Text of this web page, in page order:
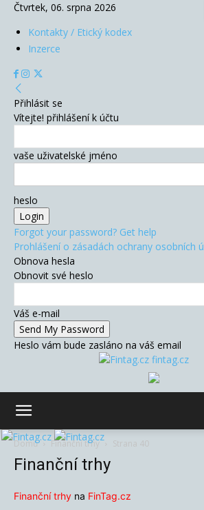
Čtvrtek, 06. srpna 2026
Kontakty / Etický kodex
Inzerce
Přihlásit se
Vítejte! přihlášení k účtu
vaše uživatelské jméno
heslo
Forgot your password? Get help
Prohlášení o zásadách ochrany osobních
Obnova hesla
Obnovit své heslo
Váš e-mail
Heslo vám bude zasláno na váš email
fintag.cz
Domů Finanční trhy Strana 40
Finanční trhy
Finanční trhy na FinTag.cz